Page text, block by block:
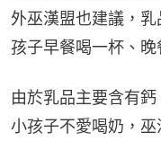
外巫漢盟也建議，
孩子早餐喝一杯、晚
由於乳品主要含有
小孩子不愛喝奶，